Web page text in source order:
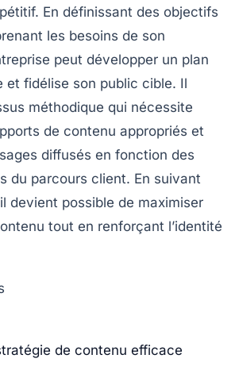
En définissant des objectifs
les besoins de son
peut développer un plan
et fidélise son public cible. Il
méthodique qui nécessite
de contenu appropriés et
diffusés en fonction des
du parcours client. En suivant
devient possible de maximiser
tout en renforçant l’identité
de contenu efficace